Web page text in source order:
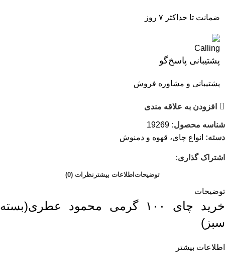
ضمانت تا حداکثر ۷ روز
پشتیبانی پاسخ‌گو
پشتیبانی و مشاوره فروش
افزودن به علاقه مندی
شناسه محصول: 19269
دسته: انواع چای، قهوه و دمنوش
اشتراک گذاری:
توضیحات اطلاعات بیشتر نظرات (0)
توضیحات
خرید چای ۱۰۰ گرمی محمود عطری(بسته
سبز)
اطلاعات بیشتر